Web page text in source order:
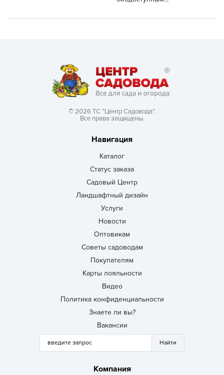
© 2026 ТС “Центр Садовода”.
Все права защищены.
Навигация
Каталог
Статус заказа
Садовый Центр
Ландшафтный дизайн
Услуги
Новости
Оптовикам
Советы садоводам
Покупателям
Карты лояльности
Видео
Политика конфиденциальности
Знаете ли вы?
Вакансии
Компания